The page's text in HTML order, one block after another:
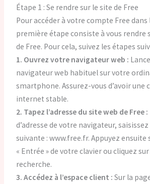
Étape 1 : Se rendre sur le site de Free
Pour accéder à votre compte Free dans
première étape consiste à vous rendre
de Free. Pour cela, suivez les étapes
1. Ouvrez votre navigateur web :
navigateur web habituel sur votre
smartphone. Assurez-vous d’avoir une
internet stable.
2. Tapez l’adresse du site web de Free :
d’adresse de votre navigateur, saisissez
suivante : www.free.fr. Appuyez ensuite
« Entrée » de votre clavier ou cliquez sur
recherche.
3. Accédez à l’espace client : Sur la